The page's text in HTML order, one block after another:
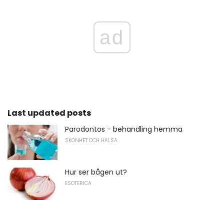
ad
Last updated posts
Parodontos - behandling hemma
SKÖNHET OCH HÄLSA
Hur ser bågen ut?
ESOTERICA